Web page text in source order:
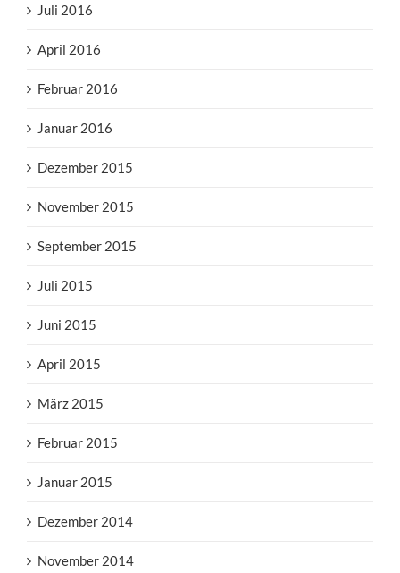
Juli 2016
April 2016
Februar 2016
Januar 2016
Dezember 2015
November 2015
September 2015
Juli 2015
Juni 2015
April 2015
März 2015
Februar 2015
Januar 2015
Dezember 2014
November 2014